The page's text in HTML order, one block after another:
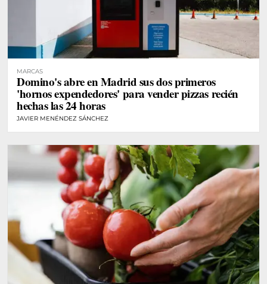
MARCAS
Domino's abre en Madrid sus dos primeros
'hornos expendedores' para vender pizzas recién
hechas las 24 horas
JAVIER MENÉNDEZ SÁNCHEZ